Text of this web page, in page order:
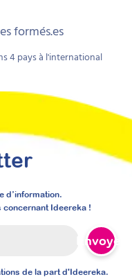
formés.es
4pays à l'international
d’information.
concernant Ideereka !
Envoyer
de la part d'Ideereka.